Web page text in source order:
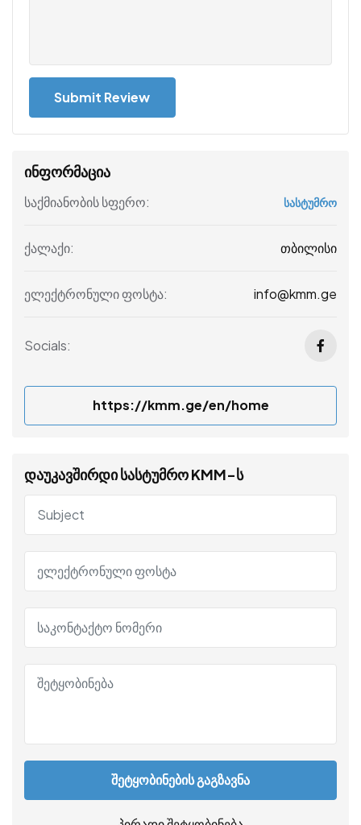
ინფორმაცია
საქმიანობის სფერო: სასტუმრო
ქალაქი: თბილისი
ელექტრონული ფოსტა: info@kmm.ge
Socials:
https://kmm.ge/en/home
დაუკავშირდი სასტუმრო KMM-ს
შეტყობინების გაგზავნა